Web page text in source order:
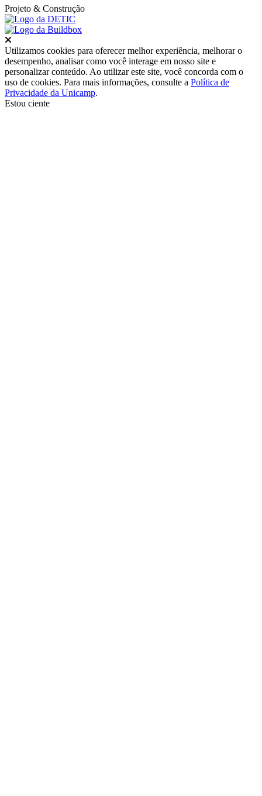
Projeto & Construção
Utilizamos cookies para oferecer melhor experiência, melhorar o
desempenho, analisar como você interage em nosso site e
personalizar conteúdo. Ao utilizar este site, você concorda com o
uso de cookies. Para mais informações, consulte a Política de
Privacidade da Unicamp.
Estou ciente